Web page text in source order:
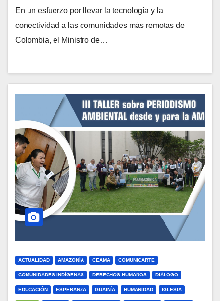
En un esfuerzo por llevar la tecnología y la
conectividad a las comunidades más remotas de
Colombia, el Ministro de…
ACTUALIDAD AMAZONÍA CEAMA COMUNICARTE
COMUNIDADES INDÍGENAS DERECHOS HUMANOS DIÁLOGO
EDUCACIÓN ESPERANZA GUAINÍA HUMANIDAD IGLESIA